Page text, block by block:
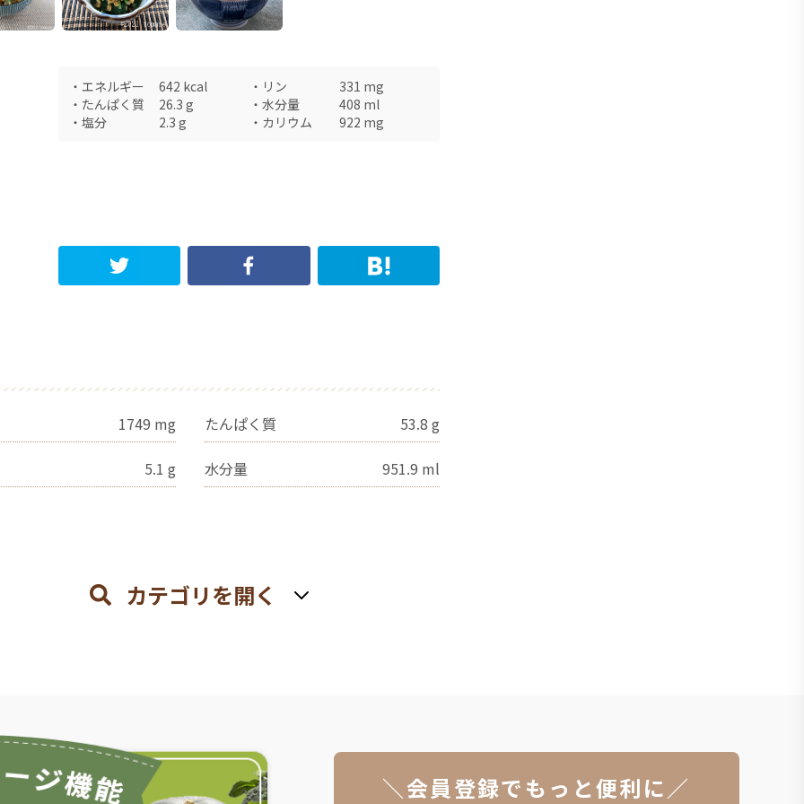
・ エネルギー 642 kcal ・ リン 331 mg
・ たんぱく質 26.3 g ・ 水分量 408 ml
・ 塩分 2.3 g ・ カリウム 922 mg
1749 mg たんぱく質 53.8 g
5.1 g 水分量 951.9 ml
カテゴリを開く
＼会員登録でもっと便利に／